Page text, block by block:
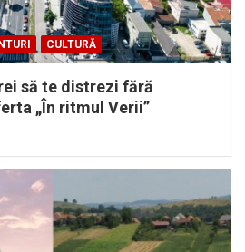
CULTURĂ
să te distrezi fără
„În ritmul Verii”